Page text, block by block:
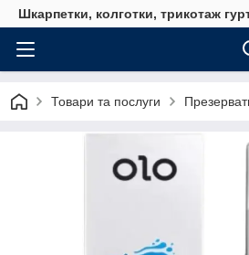
Шкарпетки, колготки, трикотаж
Товари та послуги